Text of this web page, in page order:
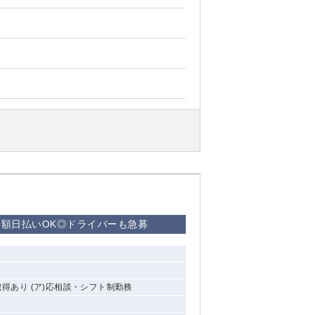
日払いOK◎ドライバーも急募
あり (ア)応相談・シフト制勤務